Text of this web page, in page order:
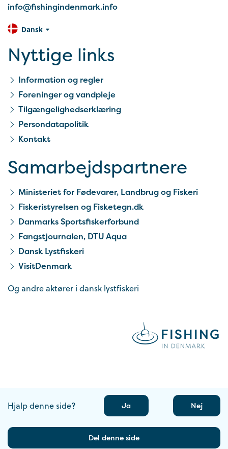
info@fishingindenmark.info
Dansk
Nyttige links
Information og regler
Foreninger og vandpleje
Tilgængelighedserklæring
Persondatapolitik
Kontakt
Samarbejds­partnere
Ministeriet for Fødevarer, Landbrug og Fiskeri
Fiskeristyrelsen og Fisketegn.dk
Danmarks Sportsfiskerforbund
Fangstjournalen, DTU Aqua
Dansk Lystfiskeri
VisitDenmark
Og andre aktører i dansk lystfiskeri
Hjalp denne side? Ja Nej
Del denne side